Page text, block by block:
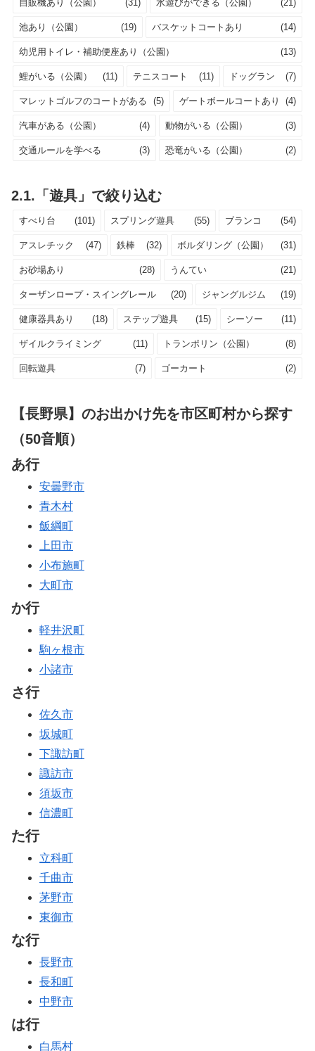
自販機あり（公園） (31) 水遊びができる（公園） (21)
池あり（公園） (19) バスケットコートあり (14)
幼児用トイレ・補助便座あり（公園） (13)
鯉がいる（公園） (11) テニスコート (11) ドッグラン (7)
マレットゴルフのコートがある (5) ゲートボールコートあり (4)
汽車がある（公園） (4) 動物がいる（公園） (3)
交通ルールを学べる (3) 恐竜がいる（公園） (2)
2.1.「遊具」で絞り込む
すべり台 (101) スプリング遊具 (55) ブランコ (54)
アスレチック (47) 鉄棒 (32) ボルダリング（公園） (31)
お砂場あり (28) うんてい (21)
ターザンロープ・スイングレール (20) ジャングルジム (19)
健康器具あり (18) ステップ遊具 (15) シーソー (11)
ザイルクライミング (11) トランポリン（公園） (8)
回転遊具 (7) ゴーカート (2)
【長野県】のお出かけ先を市区町村から探す
（50音順）
あ行
安曇野市
青木村
飯綱町
上田市
小布施町
大町市
か行
軽井沢町
駒ヶ根市
小諸市
さ行
佐久市
坂城町
下諏訪町
諏訪市
須坂市
信濃町
た行
立科町
千曲市
茅野市
東御市
な行
長野市
長和町
中野市
は行
白馬村